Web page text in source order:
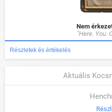
Nem
"Here. You.
Részletek és értékelés
Aktuális